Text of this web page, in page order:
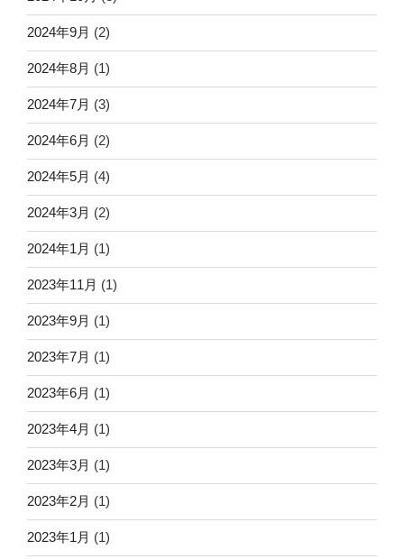
2024年9月 (2)
2024年8月 (1)
2024年7月 (3)
2024年6月 (2)
2024年5月 (4)
2024年3月 (2)
2024年1月 (1)
2023年11月 (1)
2023年9月 (1)
2023年7月 (1)
2023年6月 (1)
2023年4月 (1)
2023年3月 (1)
2023年2月 (1)
2023年1月 (1)